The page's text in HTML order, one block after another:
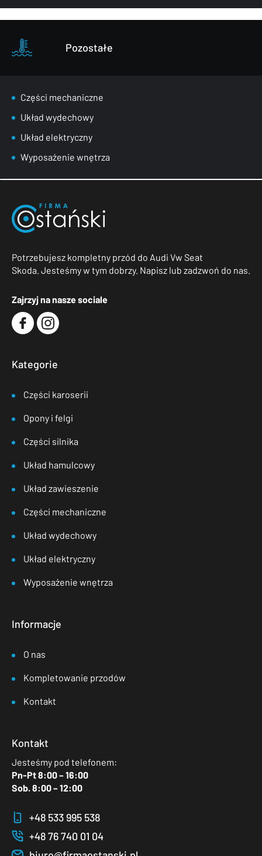
Pozostałe
Części mechaniczne
Układ wydechowy
Układ elektryczny
Wyposażenie wnętrza
Potrzebujesz kompletny przód do Audi Vw Seat
Skoda. Jesteśmy w tym dobrzy. Napisz lub zadzwoń do nas.
Zajrzyj na nasze sociale
Kategorie
Części karoserii
Opony i felgi
Części silnika
Układ hamulcowy
Układ zawieszenie
Części mechaniczne
Układ wydechowy
Układ elektryczny
Wyposażenie wnętrza
Informacje
O nas
Kompletowanie przodów
Kontakt
Kontakt
Jesteśmy pod telefonem:
Pn-Pt 8:00 – 16:00
Sob. 8:00 – 12:00
+48 533 995 538
+48 76 740 01 04